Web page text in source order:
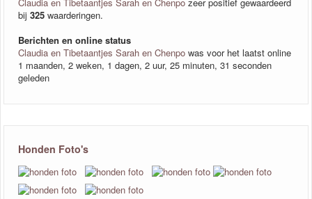
bij 325 waarderingen.
Berichten en online status
Claudia en Tibetaantjes Sarah en Chenpo was voor het laatst online
1 maanden, 2 weken, 1 dagen, 2 uur, 25 minuten, 31 seconden
geleden
Honden Foto's